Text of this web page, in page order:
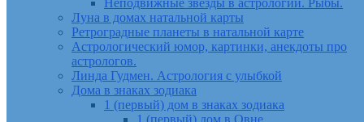
Неподвижные звезды в астрологии. Рыбы.
Луна в домах натальной карты
Ретроградные планеты в натальной карте
Астрологический юмор, картинки, анекдоты про
астрологов.
Линда Гудмен. Астрология с улыбкой
Дома в знаках зодиака
1 (первый) дом в знаках зодиака
1 (первый) дом в Овне